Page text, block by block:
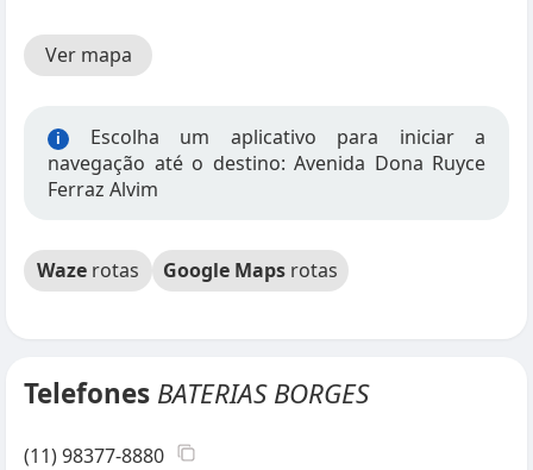
Ver mapa
i
Escolha um aplicativo para iniciar a
navegação até o destino: Avenida Dona Ruyce
Ferraz Alvim
Waze rotas Google Maps rotas
Telefones BATERIAS BORGES
(11) 98377-8880